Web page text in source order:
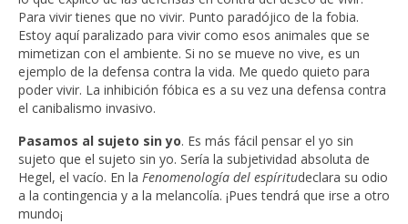
Para vivir tienes que no vivir. Punto paradójico de la fobia.
Estoy aquí paralizado para vivir como esos animales que se
mimetizan con el ambiente. Si no se mueve no vive, es un
ejemplo de la defensa contra la vida. Me quedo quieto para
poder vivir. La inhibición fóbica es a su vez una defensa contra
el canibalismo invasivo.
Pasamos al sujeto sin yo. Es más fácil pensar el yo sin
sujeto que el sujeto sin yo. Sería la subjetividad absoluta de
Hegel, el vacío. En la Fenomenología del espíritudeclara su odio
a la contingencia y a la melancolía. ¡Pues tendrá que irse a otro
mundo¡